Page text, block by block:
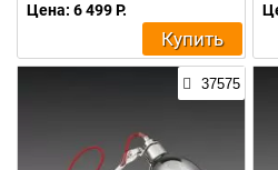
Цена: 6 499 Р.
Купить
37575